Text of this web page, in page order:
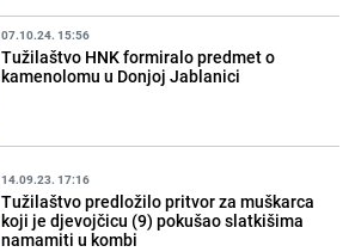
07.10.24. 15:56
Tužilaštvo HNK formiralo predmet o
kamenolomu u Donjoj Jablanici
14.09.23. 17:16
Tužilaštvo predložilo pritvor za muškarca
koji je djevojčicu (9) pokušao slatkišima
namamiti u kombi